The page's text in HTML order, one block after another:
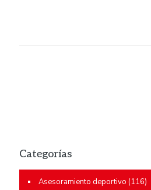
Categorías
Asesoramiento deportivo (116)